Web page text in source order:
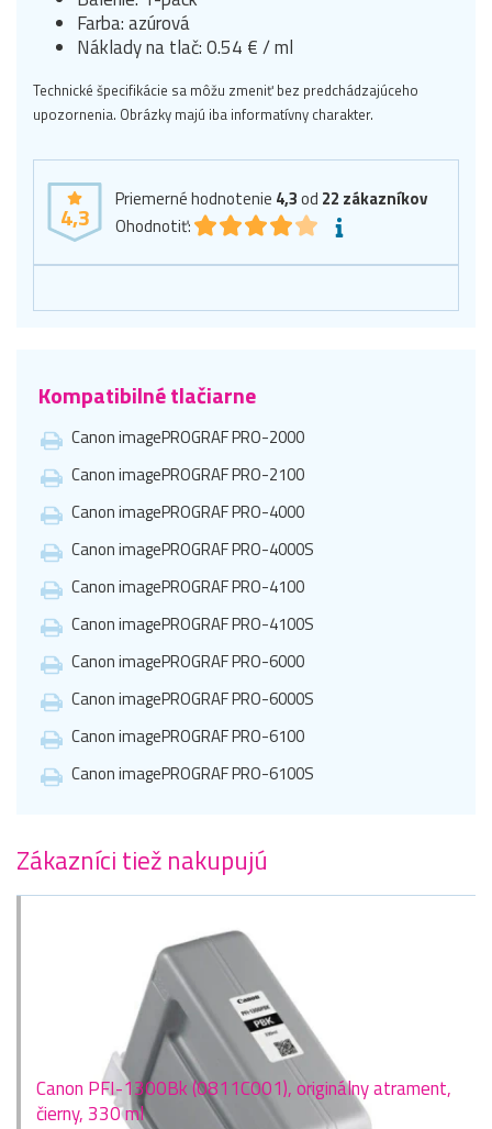
Farba: azúrová
Náklady na tlač: 0.54 € / ml
Technické špecifikácie sa môžu zmeniť bez predchádzajúceho
upozornenia. Obrázky majú iba informatívny charakter.
4,3
Priemerné hodnotenie 4,3od 22 zákazníkov
Ohodnotiť:
Kompatibilné tlačiarne
Canon imagePROGRAF PRO-2000
Canon imagePROGRAF PRO-2100
Canon imagePROGRAF PRO-4000
Canon imagePROGRAF PRO-4000S
Canon imagePROGRAF PRO-4100
Canon imagePROGRAF PRO-4100S
Canon imagePROGRAF PRO-6000
Canon imagePROGRAF PRO-6000S
Canon imagePROGRAF PRO-6100
Canon imagePROGRAF PRO-6100S
Zákazníci tiež nakupujú
Canon PFI-1300Bk (0811C001), originálny atrament,
čierny, 330 ml